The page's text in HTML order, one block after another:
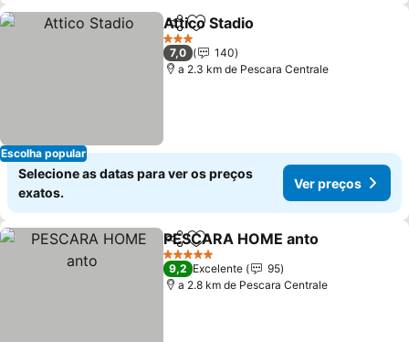
Escolha popular
PartilharAdicionar aos favoritos
Attico Stadio
3 Estrelas
7,0
140
a 2.3 km de Pescara Centrale
Selecione as datas para ver os preços
exatos.
Ver preços
PartilharAdicionar aos favoritos
PESCARA HOME anto
5 Estrelas
9,2 Excelente
95
a 2.8 km de Pescara Centrale